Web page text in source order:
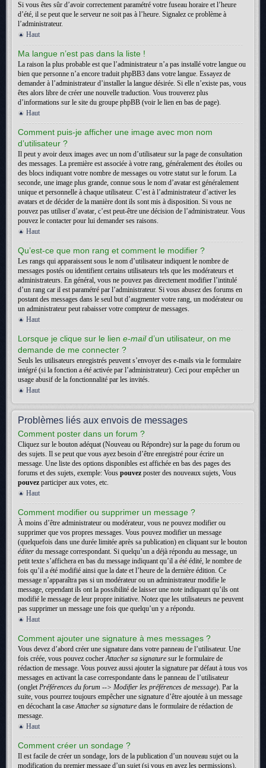
Si vous êtes sûr d’avoir correctement paramétré votre fuseau horaire et l’heure
d’été, il se peut que le serveur ne soit pas à l’heure. Signalez ce problème à
l’administrateur.
Haut
Ma langue n’est pas dans la liste !
La raison la plus probable est que l’administrateur n’a pas installé votre langue ou
bien que personne n’a encore traduit phpBB3 dans votre langue. Essayez de
demander à l’administrateur d’installer la langue désirée. Si elle n’existe pas, vous
êtes alors libre de créer une nouvelle traduction. Vous trouverez plus
d’informations sur le site du groupe phpBB (voir le lien en bas de page).
Haut
Comment puis-je afficher une image avec mon nom
d’utilisateur ?
Il peut y avoir deux images avec un nom d’utilisateur sur la page de consultation
des messages. La première est associée à votre rang, généralement des étoiles ou
des blocs indiquant votre nombre de messages ou votre statut sur le forum. La
seconde, une image plus grande, connue sous le nom d’avatar est généralement
unique et personnelle à chaque utilisateur. C’est à l’administrateur d’activer les
avatars et de décider de la manière dont ils sont mis à disposition. Si vous ne
pouvez pas utiliser d’avatar, c’est peut-être une décision de l’administrateur. Vous
pouvez le contacter pour lui demander ses raisons.
Haut
Qu’est-ce que mon rang et comment le modifier ?
Les rangs qui apparaissent sous le nom d’utilisateur indiquent le nombre de
messages postés ou identifient certains utilisateurs tels que les modérateurs et
administrateurs. En général, vous ne pouvez pas directement modifier l’intitulé
d’un rang car il est paramétré par l’administrateur. Si vous abusez des forums en
postant des messages dans le seul but d’augmenter votre rang, un modérateur ou
un administrateur peut rabaisser votre compteur de messages.
Haut
Lorsque je clique sur le lien e-maild’un utilisateur, on me
demande de me connecter ?
Seuls les utilisateurs enregistrés peuvent s’envoyer des e-mails via le formulaire
intégré (si la fonction a été activée par l’administrateur). Ceci pour empêcher un
usage abusif de la fonctionnalité par les invités.
Haut
Problèmes liés aux envois de messages
Comment poster dans un forum ?
Cliquez sur le bouton adéquat (Nouveau ou Répondre) sur la page du forum ou
des sujets. Il se peut que vous ayez besoin d’être enregistré pour écrire un
message. Une liste des options disponibles est affichée en bas des pages des
forums et des sujets, exemple: Vous pouvez poster des nouveaux sujets, Vous
pouvez participer aux votes, etc.
Haut
Comment modifier ou supprimer un message ?
À moins d’être administrateur ou modérateur, vous ne pouvez modifier ou
supprimer que vos propres messages. Vous pouvez modifier un message
(quelquefois dans une durée limitée après sa publication) en cliquant sur le bouton
éditer du message correspondant. Si quelqu’un a déjà répondu au message, un
petit texte s’affichera en bas du message indiquant qu’il a été édité, le nombre de
fois qu’il a été modifié ainsi que la date et l’heure de la dernière édition. Ce
message n’apparaîtra pas si un modérateur ou un administrateur modifie le
message, cependant ils ont la possibilité de laisser une note indiquant qu’ils ont
modifié le message de leur propre initiative. Notez que les utilisateurs ne peuvent
pas supprimer un message une fois que quelqu’un y a répondu.
Haut
Comment ajouter une signature à mes messages ?
Vous devez d’abord créer une signature dans votre panneau de l’utilisateur. Une
fois créée, vous pouvez cocherAttacher sa signature sur le formulaire de
rédaction de message. Vous pouvez aussi ajouter la signature par défaut à tous vos
messages en activant la case correspondante dans le panneau de l’utilisateur
(ongletPréférences du forum --> Modifier les préférences de message). Par la
suite, vous pourrez toujours empêcher une signature d’être ajoutée à un message
en décochant la caseAttacher sa signature dans le formulaire de rédaction de
message.
Haut
Comment créer un sondage ?
Il est facile de créer un sondage, lors de la publication d’un nouveau sujet ou la
modification du premier message d’un sujet (si vous en avez les permissions),